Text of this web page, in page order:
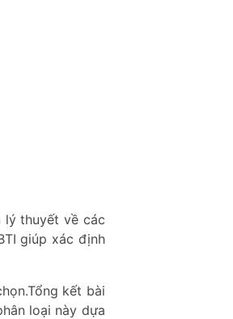
lý thuyết về các
giúp xác định
kết bài
loại này dựa